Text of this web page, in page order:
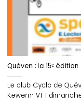
Quéven : la 15ᵉ édition
Le club Cyclo de
Kewenn VTT dimanche